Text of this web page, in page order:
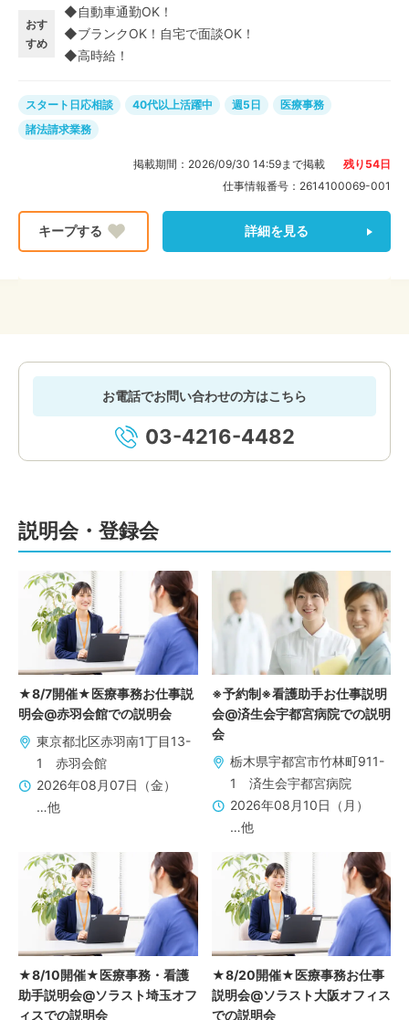
おす
すめ
◆自動車通勤OK！
◆ブランクOK！自宅で面談OK！
◆高時給！
スタート日応相談 40代以上活躍中 週5日
医療事務
諸法請求業務
掲載期間： 2026/09/30 14:59まで掲載 残り 54日
仕事情報番号： 2614100069-001
詳細を見る
お電話でお問い合わせの方はこちら
03-4216-4482
説明会・登録会
★8/7開催★医療事務お仕事説
明会@赤羽会館での説明会
東京都北区赤羽南1丁目13-
1 赤羽会館
2026年08月07日（金）
…他
※予約制※看護助手お仕事説明
会@済生会宇都宮病院での説明
会
栃木県宇都宮市竹林町911-
1 済生会宇都宮病院
2026年08月10日（月）
…他
★8/10開催★医療事務・看護
助手説明会@ソラスト埼玉オフ
ィスでの説明会
★8/20開催★医療事務お仕事
説明会@ソラスト大阪オフィス
での説明会